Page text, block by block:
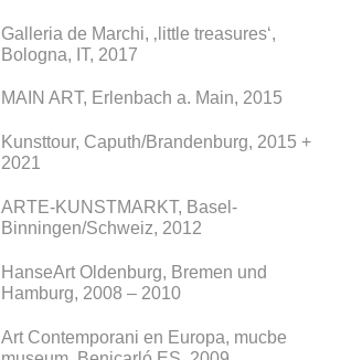
Galleria de Marchi, ‚little treasures‘,
Bologna, IT, 2017
MAIN ART, Erlenbach a. Main, 2015
Kunsttour, Caputh/Brandenburg, 2015 +
2021
ARTE-KUNSTMARKT, Basel-
Binningen/Schweiz, 2012
HanseArt Oldenburg, Bremen und
Hamburg, 2008 – 2010
Art Contemporani en Europa, mucbe